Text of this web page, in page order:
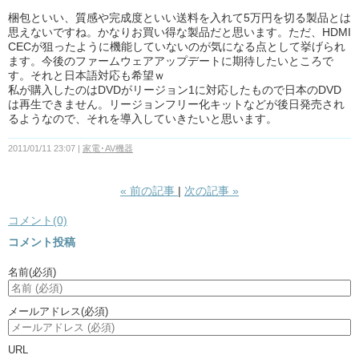
梱包といい、質感や完成度といい送料を入れて5万円を切る製品とは
思えないですね。かなりお買い得な製品だと思います。ただ、HDMI
CECが狙ったように機能していないのが気になる点として挙げられ
ます。今後のファームウェアアップデートに期待したいところで
す。それと日本語対応も希望ｗ
私が購入したのはDVDがリージョン1に対応したもので日本のDVD
は再生できません。リージョンフリー化キットなどが後日発売され
るようなので、それを導入していきたいと思います。
2011/01/11 23:07 家電･AV機器
« 前の記事 次の記事 »
コメント(0)
コメント投稿
名前(必須)
メールアドレス(必須)
URL